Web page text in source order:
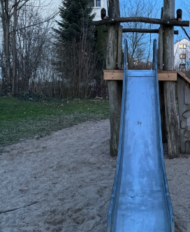
App
Blog
Partner
Kontakt